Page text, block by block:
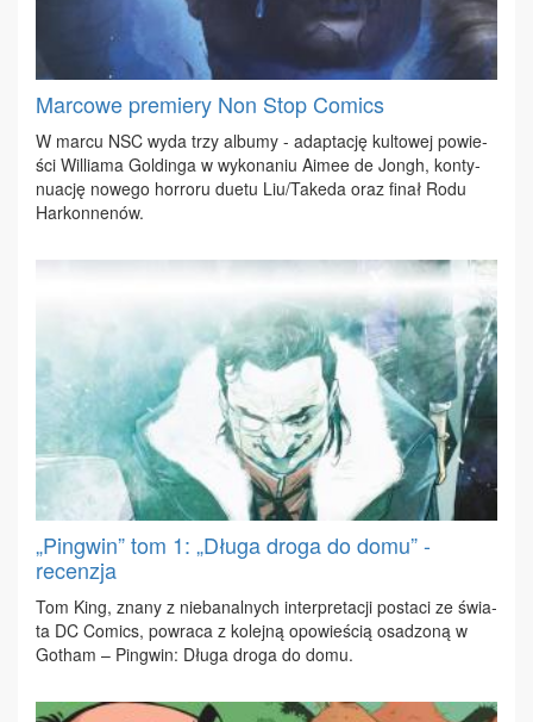
Marcowe premiery Non Stop Comics
W mar­cu NSC wy­da trzy al­bu­my - ad­ap­ta­cję kul­to­wej po­wie­
ści Wil­lia­ma Gol­din­ga w wy­ko­na­niu Aimee de Jongh, kon­ty­
nu­ację no­we­go hor­ro­ru du­etu Liu/Ta­ke­da oraz fi­nał Ro­du
Har­kon­ne­nów.
„Pingwin” tom 1: „Długa droga do domu” -
recenzja
Tom King, zna­ny z nie­ba­nal­nych in­ter­pre­ta­cji po­sta­ci ze świa­
ta DC Co­mics, po­wra­ca z ko­lej­ną opo­wie­ścią osa­dzo­ną w
Go­tham – Pin­gwin: Dłu­ga dro­ga do do­mu.